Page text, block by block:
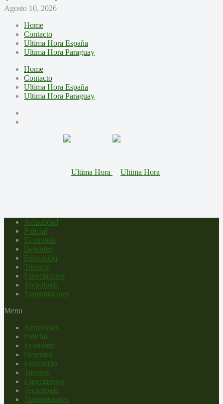
Agosto 10, 2026
Home
Contacto
Ultima Hora España
Ultima Hora Paraguay
Home
Contacto
Ultima Hora España
Ultima Hora Paraguay
Actualidad
Policial
Economía
Deportes
Educación
Turismo
Espectáculos
Tecnología
Transmisiones
Menu
Actualidad
Policial
Economía
Deportes
Educación
Turismo
Espectáculos
Tecnología
Transmisiones